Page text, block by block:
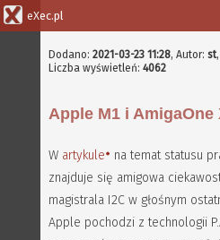
eXec.pl
Dodano: 2021-03-23 11:28, Autor: st
Liczba wyświetleń: 4062
Apple M1 i AmigaOne
W artykule
na temat statusu
znajduje się amigowa
magistrala I2C w głośnym
Apple pochodzi z technologii